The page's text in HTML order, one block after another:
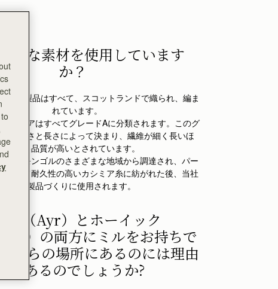
ルな素材を使用しています
か？
ミア製品はすべて、スコットランドで織られ、編ま
れています。
シミアはすべてグレードAに分類されます。このグ
の細さと長さによって決まり、繊維が細く長いほ
ど、品質が高いとされています。
アはモンゴルのさまざまな地域から調達され、パー
よって耐久性の高いカシミア糸に紡がれた後、当社
の製品づくりに使用されます。
エア（Ayr）とホーイック
）の両方にミルをお持ちで
これらの場所にあるのには理由
があるのでしょうか?